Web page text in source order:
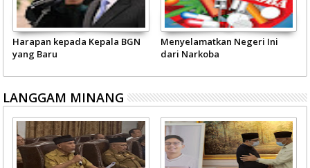
Harapan kepada Kepala BGN
yang Baru
Menyelamatkan Negeri Ini
dari Narkoba
LANGGAM MINANG